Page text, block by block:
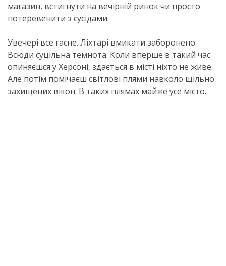
магазин, встигнути на вечірній ринок чи просто
потеревенити з сусідами.
Увечері все гасне. Ліхтарі вмикати заборонено.
Всюди суцільна темнота. Коли вперше в такий час
опиняєшся у Херсоні, здається в місті ніхто не живе.
Але потім помічаєш світлові плями навколо щільно
захищених вікон. В таких плямах майже усе місто.